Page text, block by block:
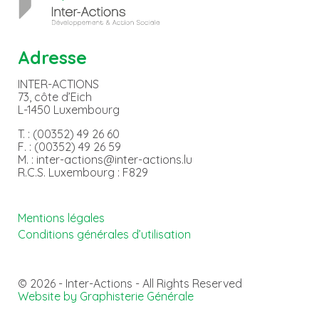
Adresse
INTER-ACTIONS
73, côte d’Eich
L-1450 Luxembourg
T. : (00352) 49 26 60
F. : (00352) 49 26 59
M. : inter-actions@inter-actions.lu
R.C.S. Luxembourg : F829
Mentions légales
Conditions générales d’utilisation
© 2026 - Inter-Actions - All Rights Reserved
Website by Graphisterie Générale